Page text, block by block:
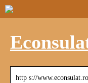
http s://